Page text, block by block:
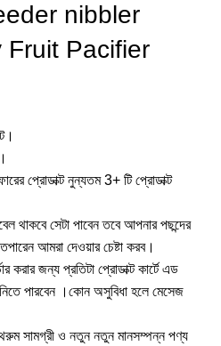
nibbler
Fruit Pacifier
প্রোডাক্ট নুন্যতম 3+ টি প্রোডাক্ট
থাকবে সেটা পাবেন তবে আপনার পছন্দের
আমরা দেওয়ার চেষ্টা করব।
করার জন্য প্রতিটা প্রোডাক্ট কার্টে এড
পারবেন ।কোন অসুবিধা হলে মেসেজ
সামগ্রী ও নতুন নতুন মানসম্পন্ন পণ্য